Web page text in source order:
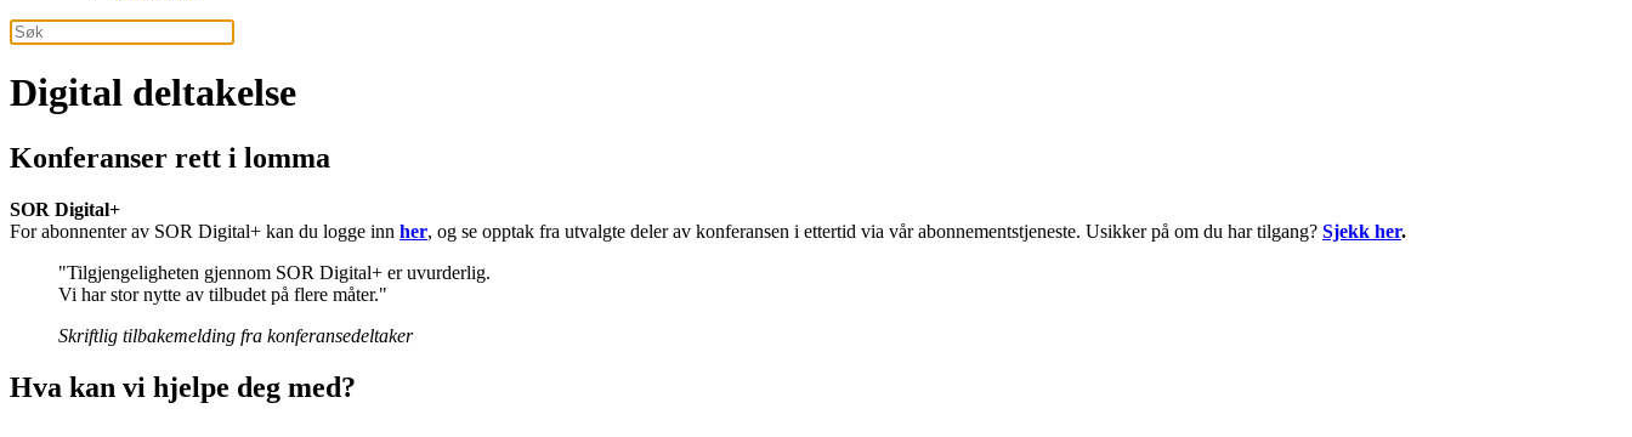
Digital deltakelse
Konferanser rett i lomma
SOR Digital+
For abonnenter av SOR Digital+ kan du logge inn her, og se opptak fra utvalgte deler av konferansen i ettertid via vår abonnementstjeneste. Usikker på om du har tilgang? Sjekk her.
"Tilgjengeligheten gjennom SOR Digital+ er uvurderlig.
Vi har stor nytte av tilbudet på flere måter."
Skriftlig tilbakemelding fra konferansedeltaker
Hva kan vi hjelpe deg med?